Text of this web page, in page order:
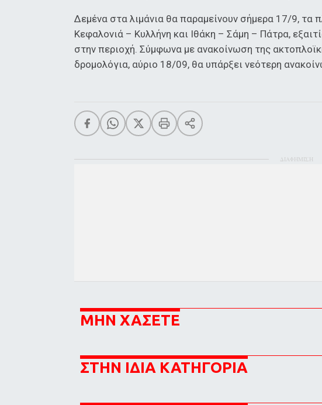
Δεμένα στα λιμάνια θα παραμείνουν σήμερα 17/9, τα
Κεφαλονιά – Κυλλήνη και Ιθάκη – Σάμη – Πάτρα,
στην περιοχή. Σύμφωνα με ανακοίνωση της
δρομολόγια, αύριο 18/09, θα υπάρξει νεότερη
ΔΙΑΦΗΜΙΣΗ
ΜΗΝ ΧΑΣΕΤΕ
ΣΤΗΝ ΙΔΙΑ ΚΑΤΗΓΟΡΙΑ